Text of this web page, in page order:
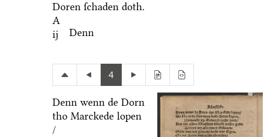
Doren ſchaden doth.
A
ij
Denn
4
Denn wenn de Dorn
tho Marckede lopen
/